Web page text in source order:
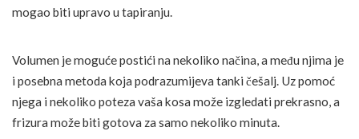
mogao biti upravo u tapiranju.
Volumen je moguće postići na nekoliko načina, a među njima je
i posebna metoda koja podrazumijeva tanki češalj. Uz pomoć
njega i nekoliko poteza vaša kosa može izgledati prekrasno, a
frizura može biti gotova za samo nekoliko minuta.